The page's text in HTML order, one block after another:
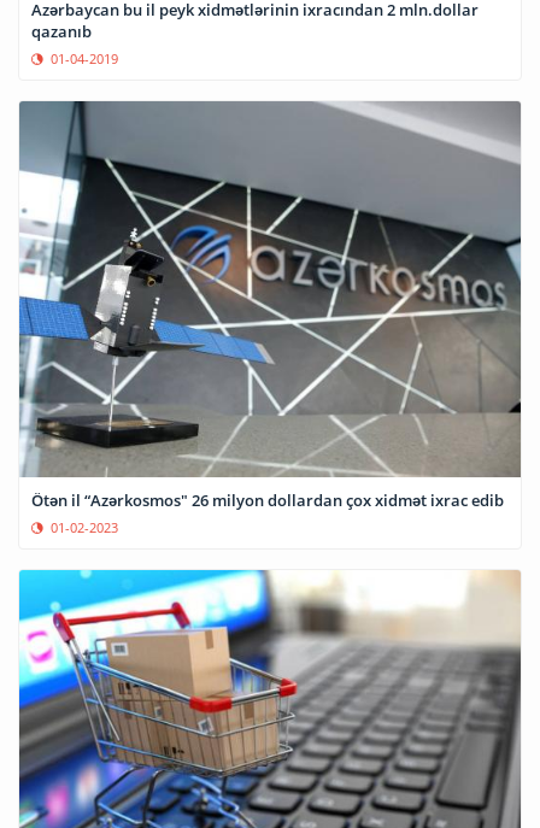
Azərbaycan bu il peyk xidmətlərinin ixracından 2 mln.dollar
qazanıb
01-04-2019
Ötən il “Azərkosmos" 26 milyon dollardan çox xidmət ixrac edib
01-02-2023